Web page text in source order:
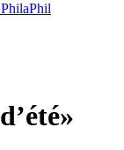
PhilaPhil